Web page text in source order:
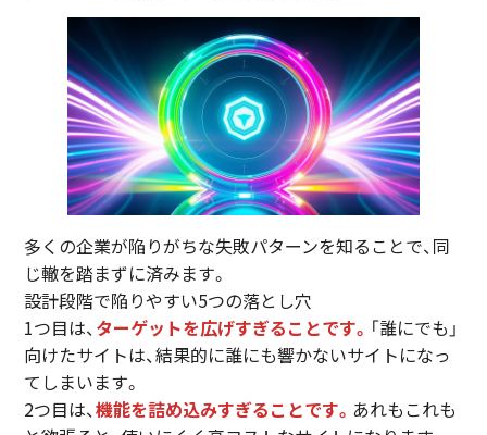
多くの企業が陥りがちな失敗パターンを知ることで、同
じ轍を踏まずに済みます。
設計段階で陥りやすい5つの落とし穴
1つ目は、ターゲットを広げすぎることです。 「誰にでも」
向けたサイトは、結果的に誰にも響かないサイトになっ
てしまいます。
2つ目は、機能を詰め込みすぎることです。 あれもこれも